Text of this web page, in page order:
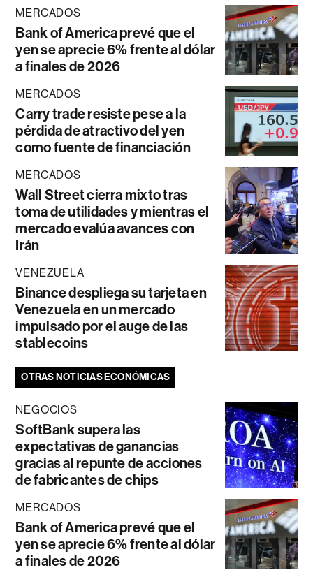
MERCADOS
Bank of America prevé que el
yen se aprecie 6% frente al dólar
a finales de 2026
MERCADOS
Carry trade resiste pese a la
pérdida de atractivo del yen
como fuente de financiación
MERCADOS
Wall Street cierra mixto tras
toma de utilidades y mientras el
mercado evalúa avances con
Irán
VENEZUELA
Binance despliega su tarjeta en
Venezuela en un mercado
impulsado por el auge de las
stablecoins
OTRAS NOTICIAS ECONÓMICAS
NEGOCIOS
SoftBank supera las
expectativas de ganancias
gracias al repunte de acciones
de fabricantes de chips
MERCADOS
Bank of America prevé que el
yen se aprecie 6% frente al dólar
a finales de 2026